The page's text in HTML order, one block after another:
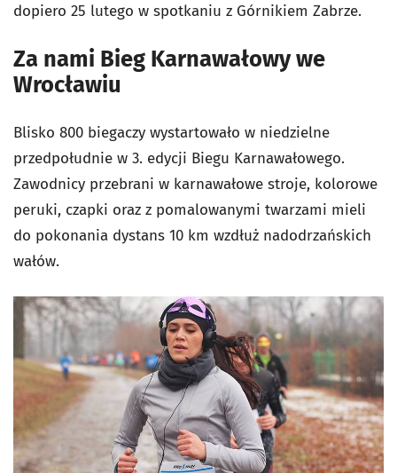
dopiero 25 lutego w spotkaniu z Górnikiem Zabrze.
Za nami Bieg Karnawałowy we
Wrocławiu
Blisko 800 biegaczy wystartowało w niedzielne
przedpołudnie w 3. edycji Biegu Karnawałowego.
Zawodnicy przebrani w karnawałowe stroje, kolorowe
peruki, czapki oraz z pomalowanymi twarzami mieli
do pokonania dystans 10 km wzdłuż nadodrzańskich
wałów.